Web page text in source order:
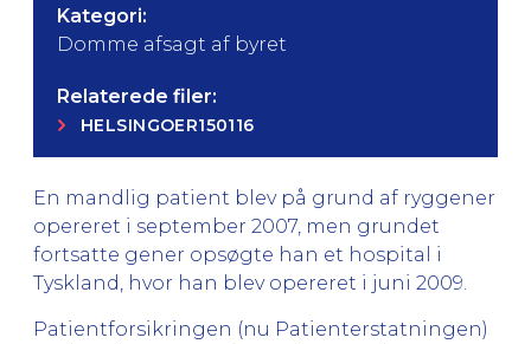
Kategori:
Domme afsagt af byret
Relaterede filer:
HELSINGOER150116
En mandlig patient blev på grund af ryggener
opereret i september 2007, men grundet
fortsatte gener opsøgte han et hospital i
Tyskland, hvor han blev opereret i juni 2009.
Patientforsikringen (nu Patienterstatningen)